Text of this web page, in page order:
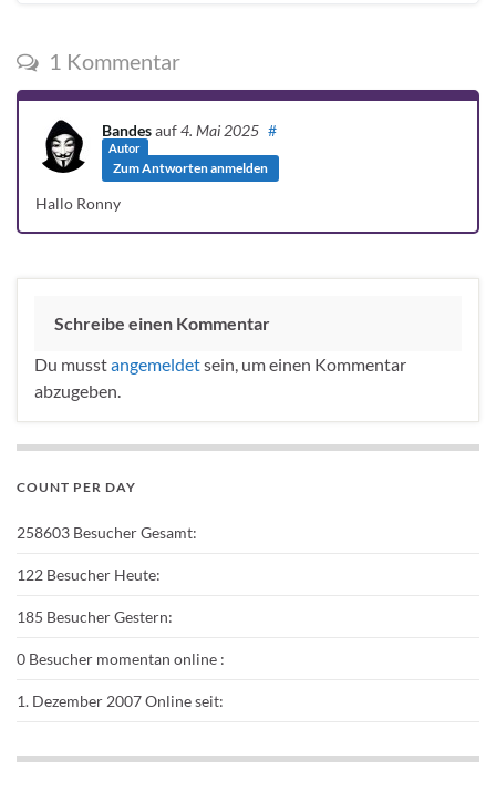
1 Kommentar
Bandesauf4. Mai 2025
Autor
#
Zum Antworten anmelden
Hallo Ronny
Schreibe einen Kommentar
Du musstangemeldetsein, um einen Kommentar
abzugeben.
COUNT PER DAY
258603 Besucher Gesamt:
122 Besucher Heute:
185 Besucher Gestern:
0 Besucher momentan online :
1. Dezember 2007Online seit: